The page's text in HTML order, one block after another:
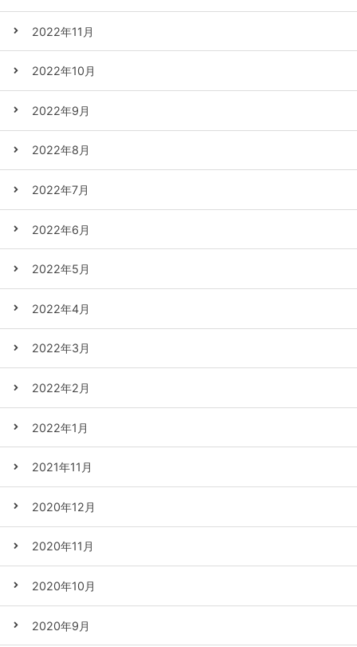
2022年11月
2022年10月
2022年9月
2022年8月
2022年7月
2022年6月
2022年5月
2022年4月
2022年3月
2022年2月
2022年1月
2021年11月
2020年12月
2020年11月
2020年10月
2020年9月